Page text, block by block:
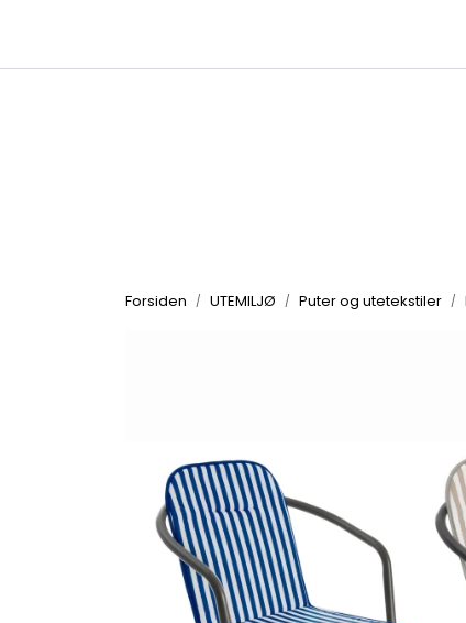
Forsiden UTEMILJØ Puter og utetekstiler